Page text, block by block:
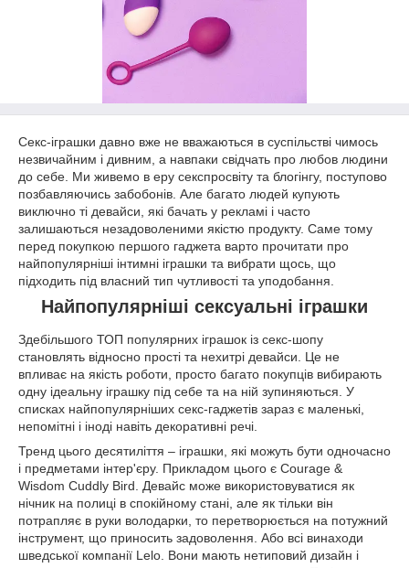
Секс-іграшки давно вже не вважаються в суспільстві чимось
незвичайним і дивним, а навпаки свідчать про любов людини
до себе. Ми живемо в еру секспросвіту та блогінгу, поступово
позбавляючись забобонів. Але багато людей купують
виключно ті девайси, які бачать у рекламі і часто
залишаються незадоволеними якістю продукту. Саме тому
перед покупкою першого гаджета варто прочитати про
найпопулярніші інтимні іграшки та вибрати щось, що
підходить під власний тип чутливості та уподобання.
Найпопулярніші сексуальні іграшки
Здебільшого ТОП популярних іграшок із секс-шопу
становлять відносно прості та нехитрі девайси.
Це не
впливає на якість роботи, просто багато покупців вибирають
одну ідеальну іграшку під себе та на ній зупиняються. У
списках найпопулярніших секс-гаджетів зараз є маленькі,
непомітні і іноді навіть декоративні речі.
Тренд цього десятиліття – іграшки, які можуть бути одночасно
і предметами інтер'єру. Прикладом цього є Courage &
Wisdom Cuddly Bird.
Девайс може використовуватися як
нічник на полиці в спокійному стані, але як тільки він
потрапляє в руки володарки, то перетворюється на потужний
інструмент, що приносить задоволення. Або всі винаходи
шведської компанії Lelo. Вони мають нетиповий дизайн і